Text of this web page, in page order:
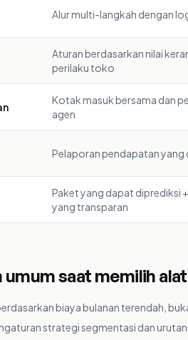
Alur multi-langkah dengan
Aturan berdasarkan nilai
perilaku toko
Kotak masuk bersama dan
agen
Pelaporan pendapatan yang
Paket yang dapat diprediksi
yang transparan
umum saat memilih
biaya bulanan terendah,
strategi segmentasi dan urutan